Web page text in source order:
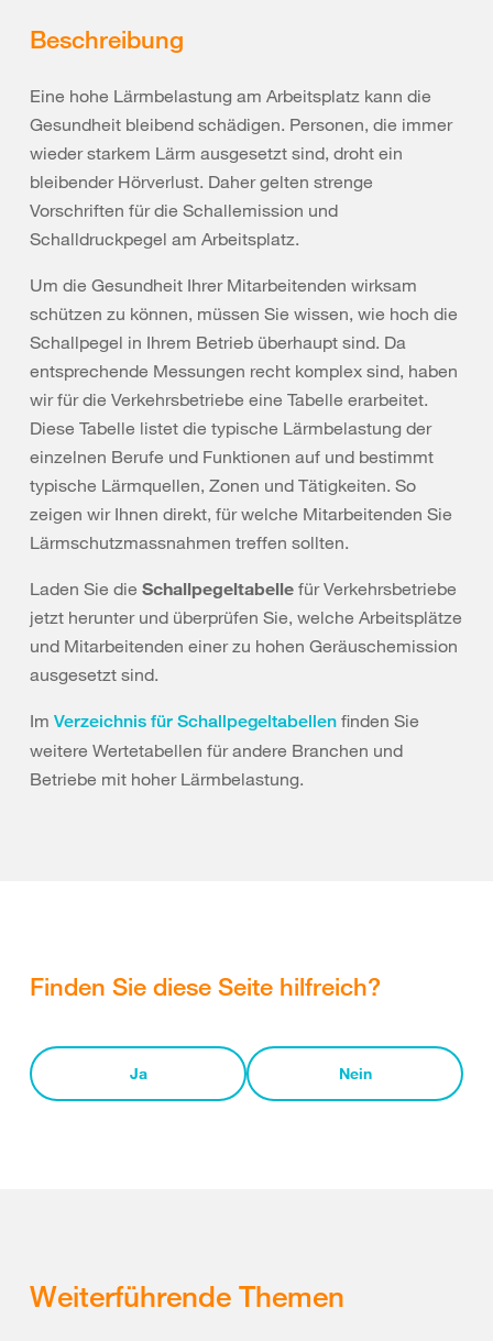
Beschreibung
Eine hohe Lärmbelastung am Arbeitsplatz kann die
Gesundheit bleibend schädigen. Personen, die immer
wieder starkem Lärm ausgesetzt sind, droht ein
bleibender Hörverlust. Daher gelten strenge
Vorschriften für die Schallemission und
Schalldruckpegel am Arbeitsplatz.
Um die Gesundheit Ihrer Mitarbeitenden wirksam
schützen zu können, müssen Sie wissen, wie hoch die
Schallpegel in Ihrem Betrieb überhaupt sind. Da
entsprechende Messungen recht komplex sind, haben
wir für die Verkehrsbetriebe eine Tabelle erarbeitet.
Diese Tabelle listet die typische Lärmbelastung der
einzelnen Berufe und Funktionen auf und bestimmt
typische Lärmquellen, Zonen und Tätigkeiten. So
zeigen wir Ihnen direkt, für welche Mitarbeitenden Sie
Lärmschutzmassnahmen treffen sollten.
Laden Sie die Schallpegeltabelle für Verkehrsbetriebe
jetzt herunter und überprüfen Sie, welche Arbeitsplätze
und Mitarbeitenden einer zu hohen Geräuschemission
ausgesetzt sind.
Im Verzeichnis für Schallpegeltabellen finden Sie
weitere Wertetabellen für andere Branchen und
Betriebe mit hoher Lärmbelastung.
Finden Sie diese Seite hilfreich?
Ja Nein
Weiterführende Themen